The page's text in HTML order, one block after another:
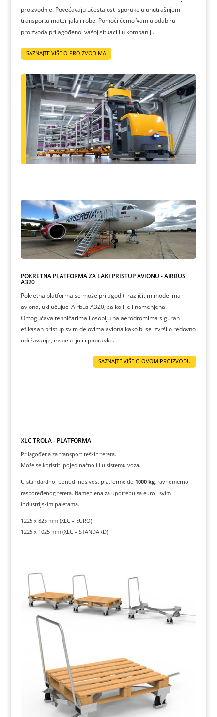
proizvodnje. Povećavaju učestalost isporuke u unutrašnjem
transportu materijala i robe. Pomoći ćemo Vam u odabiru
proizvoda prilagođenoj vašoj situaciji u kompaniji.
SAZNAJTE VIŠE O PROIZVODIMA
POKRETNA PLATFORMA ZA LAKI PRISTUP AVIONU - AIRBUS
A320
Pokretna platforma se može prilagoditi različitim modelima
aviona, uključujući Airbus A320, za koji je i namenjena.
Omogućava tehničarima i osoblju na aerodromima siguran i
efikasan pristup svim delovima aviona kako bi se izvršilo redovno
održavanje, inspekciju ili popravke.
SAZNAJTE VIŠE O OVOM PROIZVODU
XLC TROLA - PLATFORMA
Prilagođena za transport teških tereta.
Može se koristiti pojedinačno ili u sistemu voza.
U standardnoj ponudi nosivost platforme do 1000 kg, ravnomerno
raspoređenog tereta. Namenjena za upotrebu sa euro i svim
industrijskim paletama.
1225 x 825 mm (XLC – EURO)
1225 x 1025 mm (XLC – STANDARD)